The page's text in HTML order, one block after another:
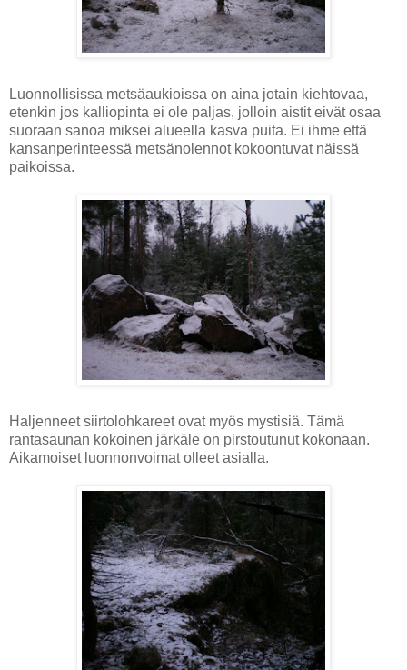
Luonnollisissa metsäaukioissa on aina jotain kiehtovaa,
etenkin jos kalliopinta ei ole paljas, jolloin aistit eivät osaa
suoraan sanoa miksei alueella kasva puita. Ei ihme että
kansanperinteessä metsänolennot kokoontuvat näissä
paikoissa.
Haljenneet siirtolohkareet ovat myös mystisiä. Tämä
rantasaunan kokoinen järkäle on pirstoutunut kokonaan.
Aikamoiset luonnonvoimat olleet asialla.